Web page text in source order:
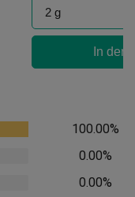
In den
100.00%
0.00%
0.00%